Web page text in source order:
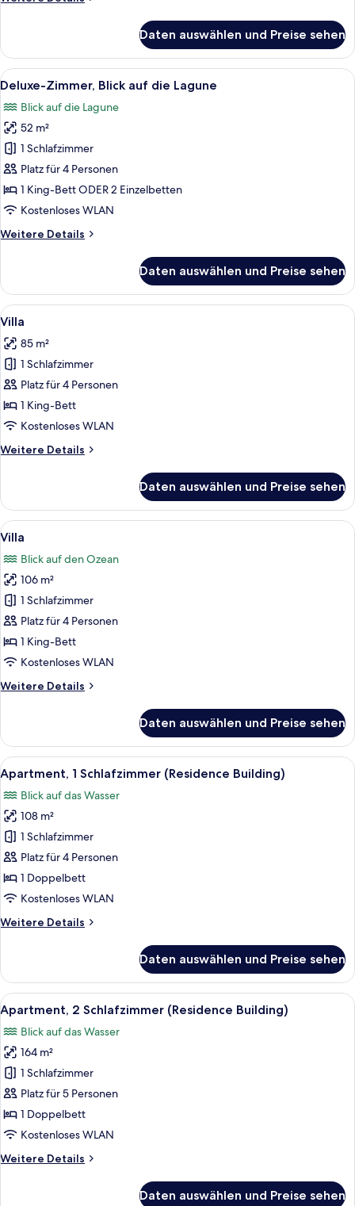
Zimmer
Daten auswählen und Preise sehen
Alle
Fotos
für
Deluxe-
Zimmer,
Blick
auf
die
anzeigen
Ein Poolbereich mit Liegestühlen und
7
Deluxe-Zimmer, Blick auf die Lagune
Blick auf die Lagune
52 m²
1 Schlafzimmer
Platz für 4 Personen
1 King-Bett ODER 2 Einzelbetten
Kostenloses WLAN
Weitere Details
Weitere
Zimmer,
Blick
auf
Lagune
Daten auswählen und Preise sehen
Alle
Fotos
für
Villa
anzeigen
Villa | Bettwäsche aus ägyptischer
13
Villa
85 m²
1 Schlafzimmer
Platz für 4 Personen
1 King-Bett
Kostenloses WLAN
Weitere Details
Weitere
Daten auswählen und Preise sehen
Alle
Fotos
für
Villa
anzeigen
Ein modernes Hotelzimmer mit
6
Villa
Blick auf den Ozean
106 m²
1 Schlafzimmer
Platz für 4 Personen
1 King-Bett
Kostenloses WLAN
Weitere Details
Weitere
Daten auswählen und Preise sehen
Alle
Fotos
für
Apartment,
Schlafzimmer
(Residence
Building)
Ein Hotelzimmer mit einem großen
6
Apartment, 1 Schlafzimmer (Residence Building)
Blick auf das Wasser
108 m²
1 Schlafzimmer
Platz für 4 Personen
1 Doppelbett
Kostenloses WLAN
Weitere Details
Weitere
1
Schlafzimmer
(Residence
Building)
Daten auswählen und Preise sehen
Alle
Fotos
für
Apartment,
2 Schlafzimmer
(Residence
Building)
anzeigen
Ein Hotelzimmer mit einem großen
7
Apartment, 2 Schlafzimmer (Residence Building)
Blick auf das Wasser
164 m²
1 Schlafzimmer
Platz für 5 Personen
1 Doppelbett
Kostenloses WLAN
Weitere Details
Weitere
Daten auswählen und Preise sehen